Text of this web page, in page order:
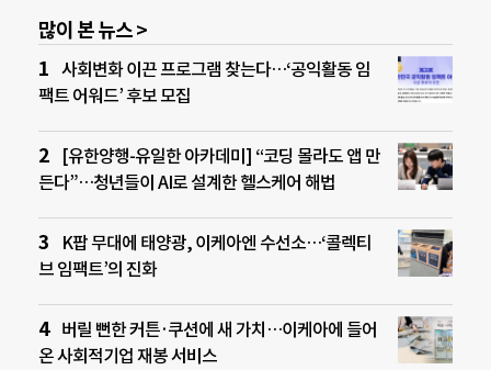
많이 본 뉴스 >
사회변화 이끈 프로그램 찾는다…‘공익활동 임
팩트 어워드’ 후보 모집
[유한양행-유일한 아카데미] “코딩 몰라도 앱 만
든다”…청년들이 AI로 설계한 헬스케어 해법
K팝 무대에 태양광, 이케아엔 수선소…‘콜렉티
브 임팩트’의 진화
버릴 뻔한 커튼·쿠션에 새 가치…이케아에 들어
온 사회적기업 재봉 서비스